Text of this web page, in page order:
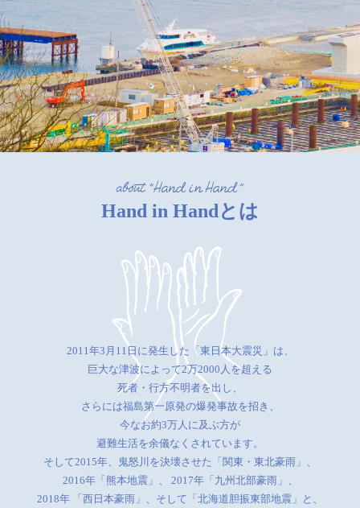
Hand in Handとは
2011年3月11日に発生した「東日本大震災」は、
巨大な津波によって2万2000人を超える
死者・行方不明者を出し、
さらには福島第一原発の爆発事故を招き、
今なお約3万人に及ぶ方が
避難生活を余儀なくされています。
そして2015年、鬼怒川を決壊させた「関東・東北豪雨」、
2016年「熊本地震」、
2017年「九州北部豪雨」、
2018年 「西日本豪雨」、そして「北海道胆振東部地震」と、